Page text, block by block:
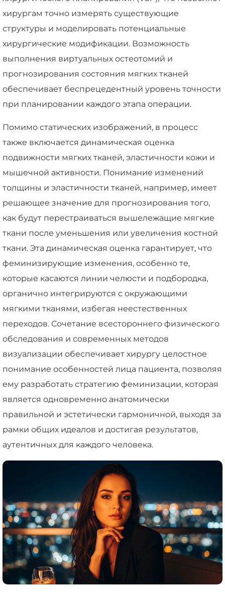
хирургам точно измерять существующие
структуры и моделировать потенциальные
хирургические модификации. Возможность
выполнения виртуальных остеотомий и
прогнозирования состояния мягких тканей
обеспечивает беспрецедентный уровень точности
при планировании каждого этапа операции.
Помимо статических изображений, в процесс
также включается динамическая оценка
подвижности мягких тканей, эластичности кожи и
мышечной активности. Понимание изменений
толщины и эластичности тканей, например, имеет
решающее значение для прогнозирования того,
как будут перестраиваться вышележащие мягкие
ткани после уменьшения или увеличения костной
ткани. Эта динамическая оценка гарантирует, что
феминизирующие изменения, особенно те,
которые касаются линии челюсти и подбородка,
органично интегрируются с окружающими
мягкими тканями, избегая неестественных
переходов. Сочетание всестороннего физического
обследования и современных методов
визуализации обеспечивает хирургу целостное
понимание особенностей лица пациента, позволяя
ему разработать стратегию феминизации, которая
является одновременно анатомически
правильной и эстетически гармоничной, выходя за
рамки общих идеалов и достигая результатов,
аутентичных для каждого человека.